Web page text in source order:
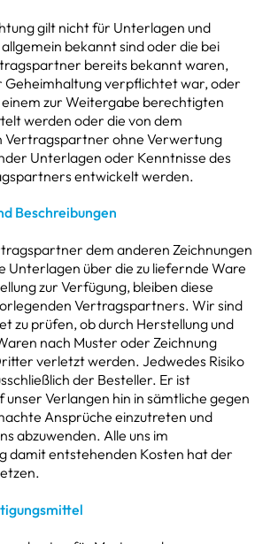
gilt nicht für Unterlagen und
bekannt sind oder die bei
bereits bekannt waren,
Geheimhaltung verpflichtet war, oder
zur Weitergabe berechtigten
werden oder die von dem
Vertragspartner ohne Verwertung
Unterlagen oder Kenntnisse des
entwickelt werden.
Beschreibungen
dem anderen Zeichnungen
Unterlagen über die zu liefernde Ware
zur Verfügung, bleiben diese
Vertragspartners. Wir sind
zu prüfen, ob durch Herstellung und
nach Muster oder Zeichnung
verletzt werden. Jedwedes Risiko
der Besteller. Er ist
Verlangen hin in sämtliche gegen
Ansprüche einzutreten und
abzuwenden. Alle uns im
damit entstehenden Kosten hat der